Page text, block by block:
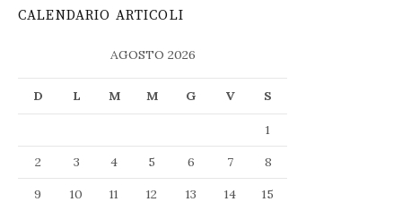
CALENDARIO ARTICOLI
AGOSTO 2026
D L M M G V S
1
2
3 4 5 6 7
8
9
10 11 12 13 14
15